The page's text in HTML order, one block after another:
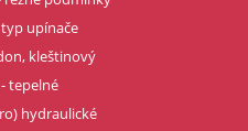
upínače
kleštinový
tepelné
hydraulické